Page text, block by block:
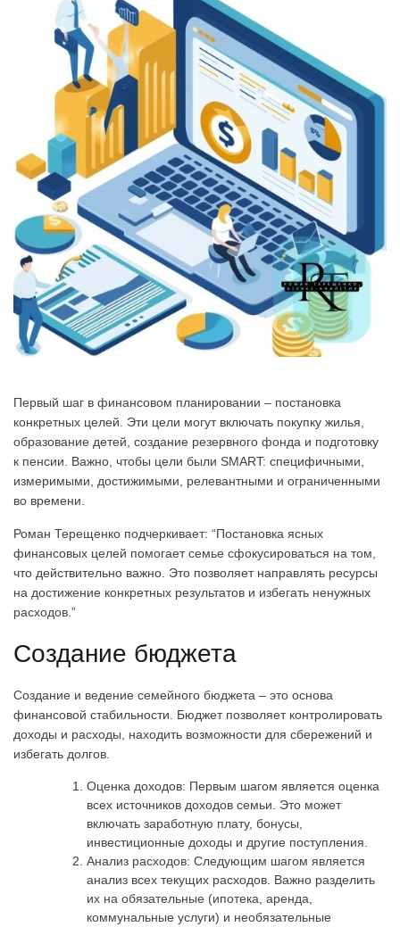
Первый шаг в финансовом планировании – постановка
конкретных целей. Эти цели могут включать покупку жилья,
образование детей, создание резервного фонда и подготовку
к пенсии. Важно, чтобы цели были SMART: специфичными,
измеримыми, достижимыми, релевантными и ограниченными
во времени.
Роман Терещенко подчеркивает: “Постановка ясных
финансовых целей помогает семье сфокусироваться на том,
что действительно важно. Это позволяет направлять ресурсы
на достижение конкретных результатов и избегать ненужных
расходов.”
Создание бюджета
Создание и ведение семейного бюджета – это основа
финансовой стабильности. Бюджет позволяет контролировать
доходы и расходы, находить возможности для сбережений и
избегать долгов.
Оценка доходов: Первым шагом является оценка
всех источников доходов семьи. Это может
включать заработную плату, бонусы,
инвестиционные доходы и другие поступления.
Анализ расходов: Следующим шагом является
анализ всех текущих расходов. Важно разделить
их на обязательные (ипотека, аренда,
коммунальные услуги) и необязательные